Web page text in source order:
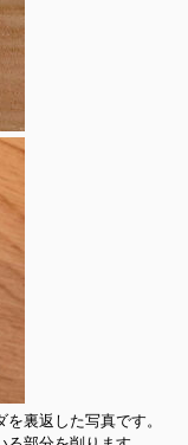
裏返した写真です。